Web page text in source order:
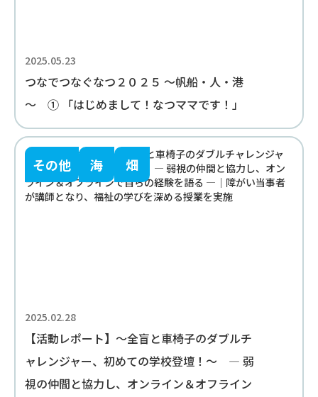
2025.05.23
つなでつなぐなつ２０２５ ～帆船・人・港
～ ① 「はじめまして！なつママです！」
その他 海 畑
2025.02.28
【活動レポート】～全盲と車椅子のダブルチ
ャレンジャー、初めての学校登壇！～ — 弱
視の仲間と協力し、オンライン＆オフライン